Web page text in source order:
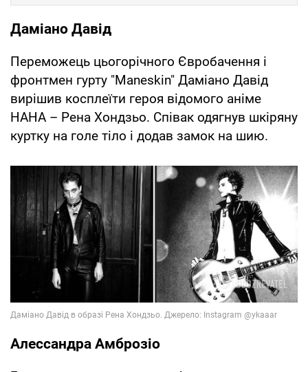
Даміано Давід
Переможець цьогорічного Євробачення і
фронтмен гурту "Maneskin" Даміано Давід
вирішив косплеїти героя відомого аніме
НАНА – Рена Хондзьо. Співак одягнув шкіряну
куртку на голе тіло і додав замок на шию.
Алессандра Амброзіо